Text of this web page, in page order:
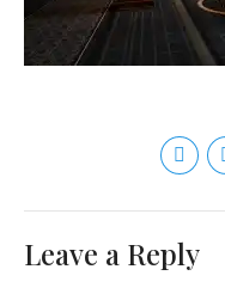
Leave a Reply